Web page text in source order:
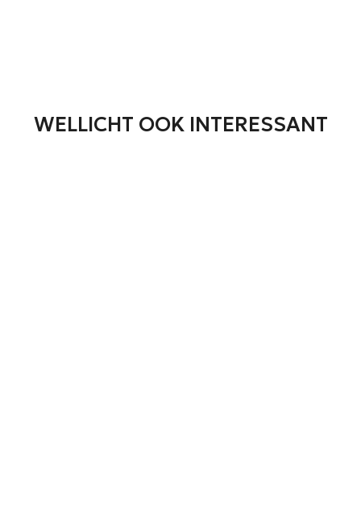
WELLICHT OOK INTERESSANT